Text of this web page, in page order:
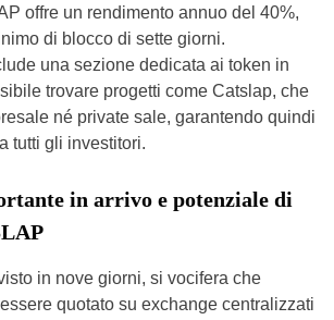
offre un rendimento annuo del 40%,
di blocco di sette giorni.
una sezione dedicata ai token in
trovare progetti come Catslap, che
né private sale, garantendo quindi
tutti gli investitori.
in arrivo e potenziale di
in nove giorni, si vocifera che
quotato su exchange centralizzati